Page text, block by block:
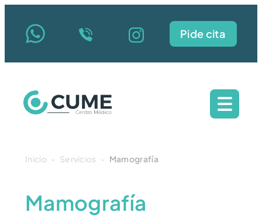
Pide cita
Inicio - Servicios - Mamografía
Mamografía